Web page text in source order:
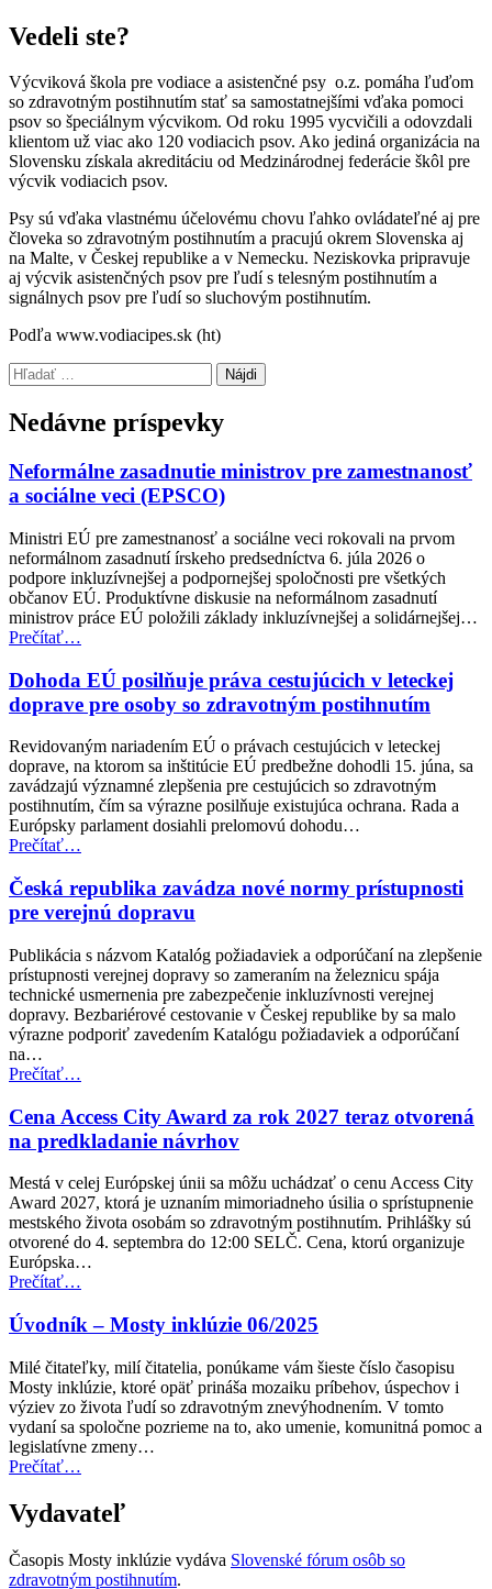
Vedeli ste?
Výcviková škola pre vodiace a asistenčné psy o.z. pomáha ľuďom
so zdravotným postihnutím stať sa samostatnejšími vďaka pomoci
psov so špeciálnym výcvikom. Od roku 1995 vycvičili a odovzdali
klientom už viac ako 120 vodiacich psov. Ako jediná organizácia na
Slovensku získala akreditáciu od Medzinárodnej federácie škôl pre
výcvik vodiacich psov.
Psy sú vďaka vlastnému účelovému chovu ľahko ovládateľné aj pre
človeka so zdravotným postihnutím a pracujú okrem Slovenska aj
na Malte, v Českej republike a v Nemecku. Neziskovka pripravuje
aj výcvik asistenčných psov pre ľudí s telesným postihnutím a
signálnych psov pre ľudí so sluchovým postihnutím.
Podľa www.vodiacipes.sk (ht)
Preskočiť
späť
na
hlavnú
Hľadať:
Nedávne príspevky
Neformálne zasadnutie ministrov pre zamestnanosť
a sociálne veci (EPSCO)
Ministri EÚ pre zamestnanosť a sociálne veci rokovali na prvom
neformálnom zasadnutí írskeho predsedníctva 6. júla 2026 o
podpore inkluzívnejšej a podpornejšej spoločnosti pre všetkých
občanov EÚ. Produktívne diskusie na neformálnom zasadnutí
ministrov práce EÚ položili základy inkluzívnejšej a solidárnejšej…
Prečítať“Neformálne
ministrov
pre
zamestnanosť
sociálne
veci
(EPSCO)”
…
Dohoda EÚ posilňuje práva cestujúcich v leteckej
doprave pre osoby so zdravotným postihnutím
Revidovaným nariadením EÚ o právach cestujúcich v leteckej
doprave, na ktorom sa inštitúcie EÚ predbežne dohodli 15. júna, sa
zavádzajú významné zlepšenia pre cestujúcich so zdravotným
postihnutím, čím sa výrazne posilňuje existujúca ochrana. Rada a
Európsky parlament dosiahli prelomovú dohodu…
Prečítať“Dohoda
posilňuje
práva
cestujúcich
leteckej
doprave
pre
osoby
so
zdravotným
postihnutím”
…
Česká republika zavádza nové normy prístupnosti
pre verejnú dopravu
Publikácia s názvom Katalóg požiadaviek a odporúčaní na zlepšenie
prístupnosti verejnej dopravy so zameraním na železnicu spája
technické usmernenia pre zabezpečenie inkluzívnosti verejnej
dopravy. Bezbariérové cestovanie v Českej republike by sa malo
výrazne podporiť zavedením Katalógu požiadaviek a odporúčaní
na…
Prečítať“Česká
zavádza
nové
normy
prístupnosti
pre
verejnú
dopravu”
…
Cena Access City Award za rok 2027 teraz otvorená
na predkladanie návrhov
Mestá v celej Európskej únii sa môžu uchádzať o cenu Access City
Award 2027, ktorá je uznaním mimoriadneho úsilia o sprístupnenie
mestského života osobám so zdravotným postihnutím. Prihlášky sú
otvorené do 4. septembra do 12:00 SELČ. Cena, ktorú organizuje
Európska…
Prečítať“Cena
City
Award
za
rok
2027
teraz
otvorená
na
predkladanie
…
Úvodník – Mosty inklúzie 06/2025
Milé čitateľky, milí čitatelia, ponúkame vám šieste číslo časopisu
Mosty inklúzie, ktoré opäť prináša mozaiku príbehov, úspechov i
výziev zo života ľudí so zdravotným znevýhodnením. V tomto
vydaní sa spoločne pozrieme na to, ako umenie, komunitná pomoc a
legislatívne zmeny…
Prečítať“Úvodník
Mosty
inklúzie
…
Vydavateľ
Časopis Mosty inklúzie vydáva Slovenské fórum osôb so
zdravotným postihnutím.